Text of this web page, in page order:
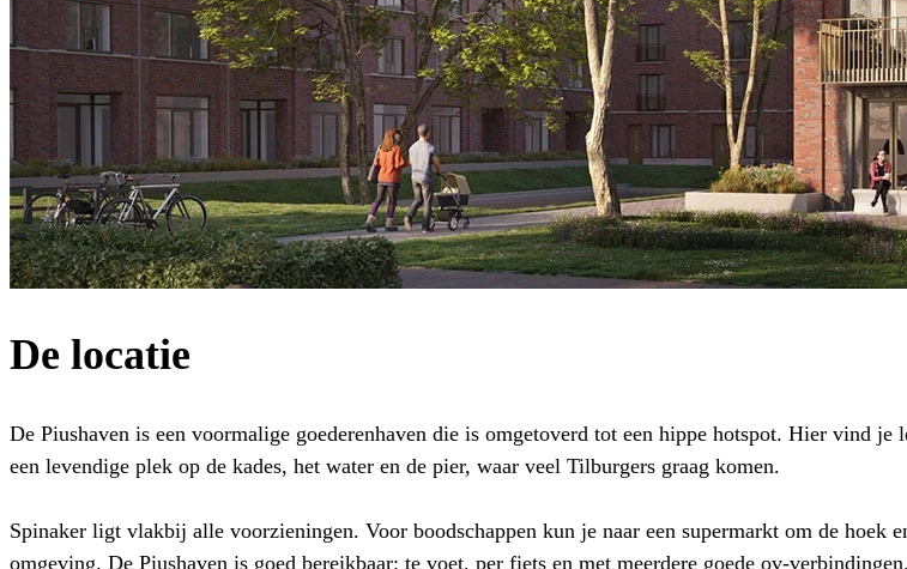
De locatie
De Piushaven is een voormalige goederenhaven die is omgetoverd tot een hippe hotspot. Hier vind
een levendige plek op de kades, het water en de pier, waar veel Tilburgers graag komen.
Spinaker ligt vlakbij alle voorzieningen. Voor boodschappen kun je naar een supermarkt om de hoek
omgeving. De Piushaven is goed bereikbaar: te voet, per fiets en met meerdere goede ov-